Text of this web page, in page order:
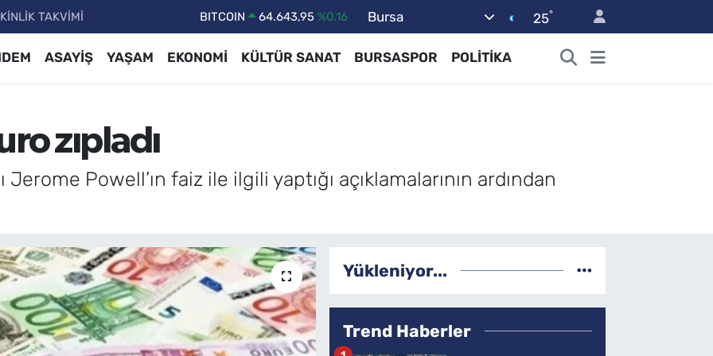
TAKVİMİ DOLAR 47,6006 %0.06
Bursa 25°
ASAYİŞ YAŞAM EKONOMİ KÜLTÜR SANAT BURSASPOR POLİTİKA
zıpladı
Jerome Powell’ın faiz ile ilgili yaptığı açıklamalarının ardından
Yükleniyor...
Trend Haberler